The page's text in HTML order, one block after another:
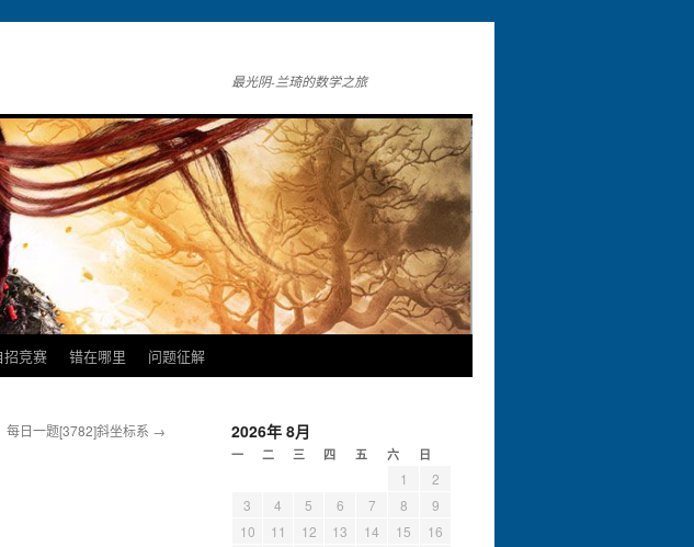
最光阴-兰琦的数学之旅
招竞赛 错在哪里 问题征解
每日一题[3782]斜坐标系 → 2026年 8月
一 二 三 四 五 六 日
1
2
3
4 5 6 7 8
9
10
11 12 13 14 15
16